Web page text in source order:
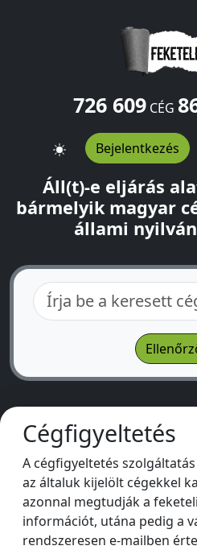
726 609CÉG
Bejelentkezés
Áll(t)-e eljárás
bármelyik magyar
állami
Cégfigyeltetés
A cégfigyeltetés
az általuk kijelölt cégekkel
azonnal megtudják a
információt, utána pedig a
rendszeresen e-mailben